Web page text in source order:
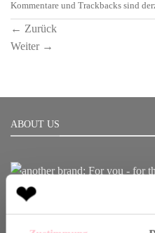
Kommentare und Trackbacks sind
← Zurück
Weiter →
ABOUT US
Born in Munich.
Inspiring Designs.